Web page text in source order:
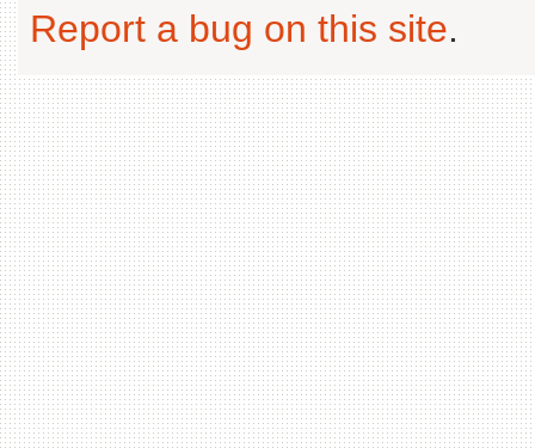
Report a bug on this site.